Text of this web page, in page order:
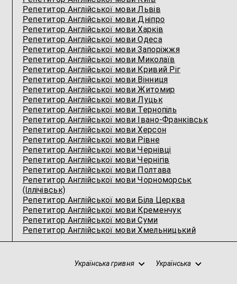
Репетитор Англійської мови Львів
Репетитор Англійської мови Дніпро
Репетитор Англійської мови Харків
Репетитор Англійської мови Одеса
Репетитор Англійської мови Запоріжжя
Репетитор Англійської мови Миколаїв
Репетитор Англійської мови Кривий Ріг
Репетитор Англійської мови Вінниця
Репетитор Англійської мови Житомир
Репетитор Англійської мови Луцьк
Репетитор Англійської мови Тернопіль
Репетитор Англійської мови Івано-Франківськ
Репетитор Англійської мови Херсон
Репетитор Англійської мови Рівне
Репетитор Англійської мови Чернівці
Репетитор Англійської мови Чернігів
Репетитор Англійської мови Полтава
Репетитор Англійської мови Чорноморськ
(Іллічівськ)
Репетитор Англійської мови Біла Церква
Репетитор Англійської мови Кременчук
Репетитор Англійської мови Суми
Репетитор Англійської мови Хмельницький
Українська гривня Українська